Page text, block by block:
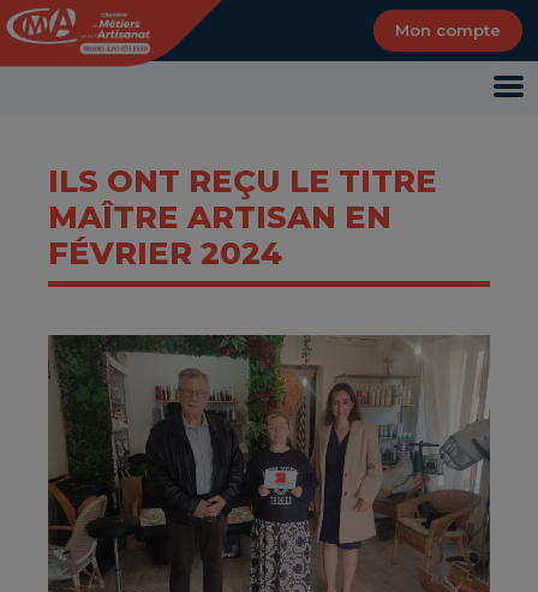
Mon compte
ILS ONT REÇU LE TITRE
MAÎTRE ARTISAN EN
FÉVRIER 2024
Panneau de gestion des cookies